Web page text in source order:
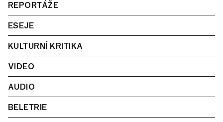
REPORTÁŽE
ESEJE
KULTURNÍ KRITIKA
VIDEO
AUDIO
BELETRIE